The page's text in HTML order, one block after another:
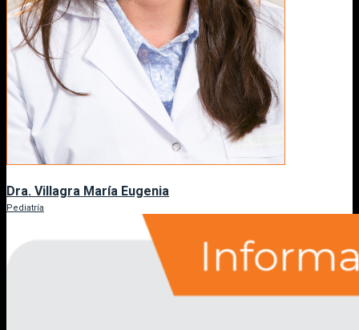
Dra. Villagra María Eugenia
Pediatría